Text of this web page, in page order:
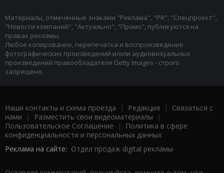
Материалы, отмеченные знаками "Реклама", "PR", "Спецпроект",
"Новости компаний", "Актуально", "Промо", публикуются на
правах рекламы.
Любое копирование, перепечатка и воспроизведение
фотографических произведений и/или аудиовизуальных
произведений правообладателя Getty Images - строго
запрещено.
Наши контакты и схема проезда | Редакция | Связаться с
нами | Разместить свои видеоматериалы |
Пользовательское Соглашение |
Политика в сфере
конфиденциальности и персональных данных
Реклама на сайте: Отдел продаж digital рекламы